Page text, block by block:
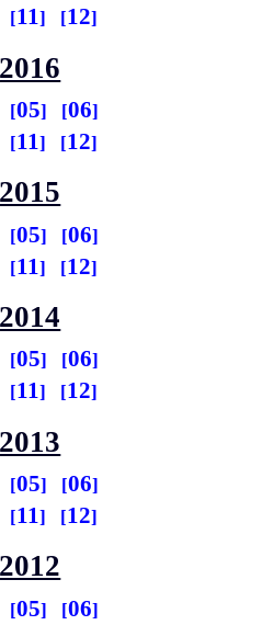
11 12
2016
05
06
11 12
2015
05
06
11 12
2014
05
06
11 12
2013
05
06
11 12
2012
05
06